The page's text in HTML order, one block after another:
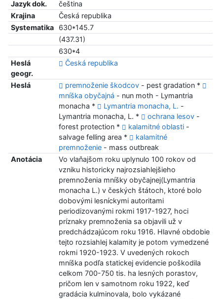
Jazyk dok.
čeština
Krajina
Česká republika
Systematika
630*145.7
(437.31)
630*4
Heslá
geogr.
Česká republika
Heslá premnoženie škodcov- pest gradation *
mníška obyčajná - nun moth - Lymantria
monacha *
Lymantria monacha, L. -
Lymantria monacha, L. *
ochrana lesov-
forest protection *
kalamitné oblasti-
salvage felling area *
kalamitné
premnoženie- mass outbreak
Anotácia
Vo vlaňajšom roku uplynulo 100 rokov od
vzniku historicky najrozsiahlejšieho
premnoženia mníšky obyčajnej(Lymantria
monacha L.) v českých štátoch, ktoré bolo
dobovými lesníckymi autoritami
periodizovanými rokmi 1917-1927, hoci
príznaky premnoženia sa objavili už v
predchádzajúcom roku 1916. Hlavné obdobie
tejto rozsiahlej kalamity je potom vymedzené
rokmi 1920-1923. V uvedených rokoch
mníška podľa statickej evidencie poškodila
celkom 700-750 tis. ha lesných porastov,
pričom len v samotnom roku 1922, keď
gradácia kulminovala, bolo vykázané